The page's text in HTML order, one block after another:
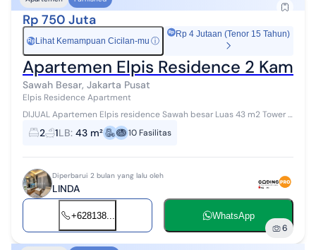
Rp 750 Juta
Rp Lihat Kemampuan Cicilan-mu ⓘ
Rp 4 Jutaan (Tenor 15 Tahun)
Apartemen Elpis Residence 2 Kamar
Sawah Besar, Jakarta Pusat
Elpis Residence Apartment
DIJUAL Apartemen Elpis residence Sawah besar Luas 43 m2 Tower A
2 1LB: 43 m² 10 Fasilitas
Diperbarui 2 bulan yang lalu oleh
LINDA
+628138... WhatsApp
6